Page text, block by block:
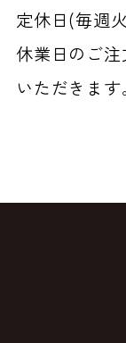
定休日(毎週
休業日のご
いただきます